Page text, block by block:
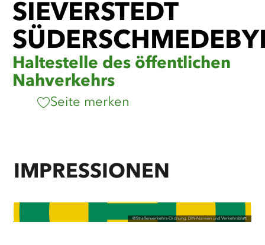
SIEVERSTEDT
Haltestelle des öffentlichen
Nahverkehrs
Seite merken
IMPRESSIONEN
©Straßenverkehrs-Ordnung, DIN-Normen und Verkehrsblatt